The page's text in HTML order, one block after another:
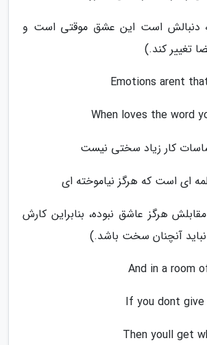
دنبالش است این عشق موقتی است و
تغییر کند.)
Emotions arent
When loves the word
کار زیاد سختی نیست
ای است که هرگز نیاموخته ای
هرگز عاشق نبوده، بنابراین کارش
نباید آنچنان سخت باشد.)
And in a room
If you dont
Then youll get